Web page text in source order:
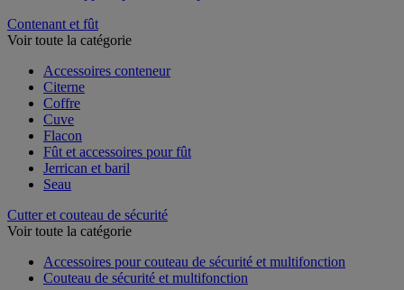
Contenant et fût
Voir toute la catégorie
Accessoires conteneur
Citerne
Coffre
Cuve
Flacon
Fût et accessoires pour fût
Jerrican et baril
Seau
Cutter et couteau de sécurité
Voir toute la catégorie
Accessoires pour couteau de sécurité et multifonction
Couteau de sécurité et multifonction